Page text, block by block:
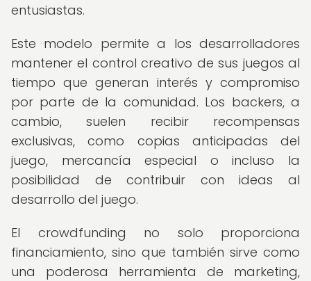
entusiastas.
Este modelo permite a los desarrolladores
mantener el control creativo de sus juegos al
tiempo que generan interés y compromiso
por parte de la comunidad. Los backers, a
cambio, suelen recibir recompensas
exclusivas, como copias anticipadas del
juego, mercancía especial o incluso la
posibilidad de contribuir con ideas al
desarrollo del juego.
El crowdfunding no solo proporciona
financiamiento, sino que también sirve como
una poderosa herramienta de marketing,